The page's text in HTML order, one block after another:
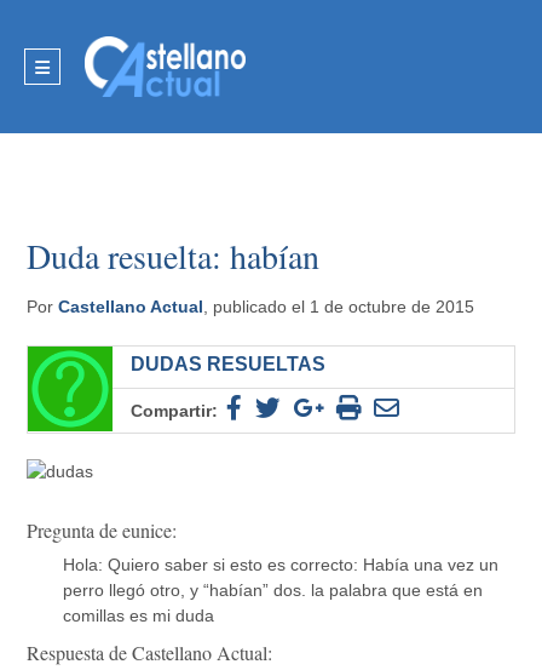
Duda resuelta: habían
PorCastellano Actual , publicado el 1 de octubre de 2015
DUDAS RESUELTAS
Compartir:
Pregunta de eunice:
Hola: Quiero saber si esto es correcto: Había una vez un
perro llegó otro, y “habían” dos. la palabra que está en
comillas es mi duda
Respuesta de Castellano Actual: